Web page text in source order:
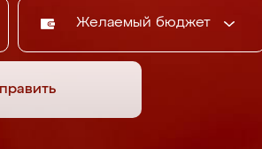
Желаемый бюджет